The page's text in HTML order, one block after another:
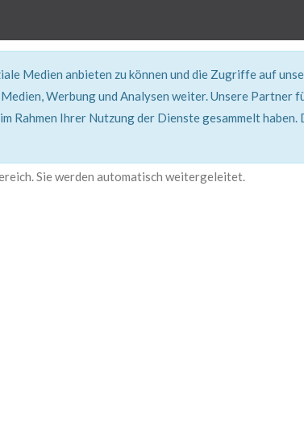
Medien anbieten zu können und die Zugriffe auf
Werbung und Analysen weiter. Unsere Partner
Rahmen Ihrer Nutzung der Dienste gesammelt
Erlaubt
Sie werden automatisch weitergeleitet.